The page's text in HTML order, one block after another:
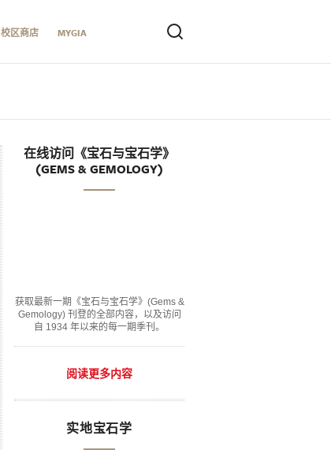
校区商店 MYGIA
在线访问《宝石与宝石学》
(GEMS & GEMOLOGY)
获取最新一期《宝石与宝石学》(Gems &
Gemology) 刊登的全部内容，以及访问
自 1934 年以来的每一期季刊。
阅读更多内容
实地宝石学